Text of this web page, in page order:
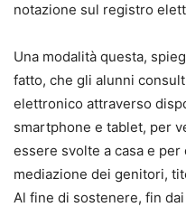
notazione sul registro
Una modalità questa,
fatto, che gli alunni
elettronico attraverso
smartphone e tablet, per
essere svolte a casa e
mediazione dei genitori,
Al fine di sostenere, fin